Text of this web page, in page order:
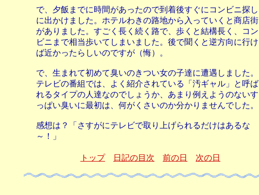
で、夕飯までに時間があったので到着後すぐにコンビニ探し
に出かけました。ホテルわきの路地から入っていくと商店街
がありました。すごく長く続く路で、歩くと結構長く、コン
ビニまで相当歩いてしまいました。後で聞くと逆方向に行け
ば近かったらしいのですが（悔）。
で、生まれて初めて臭いのきつい女の子達に遭遇しました。
テレビの番組では、よく紹介されている「汚ギャル」と呼ば
れるタイプの人達なのでしょうか、あまり例えようのないす
っぱい臭いに最初は、何がくさいのか分かりませんでした。
感想は？「さすがにテレビで取り上げられるだけはあるな
～！」
トップ 日記の目次 前の日 次の日